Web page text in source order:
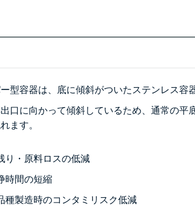
型容器は、底に傾斜がついたステンレス容
口に向かって傾斜しているため、通常の平
ます。
り・原料ロスの低減
時間の短縮
種製造時のコンタミリスク低減